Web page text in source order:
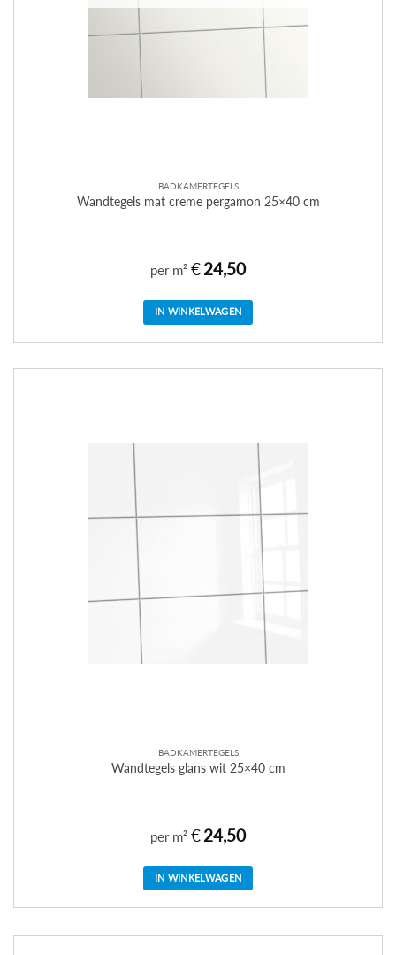
BADKAMERTEGELS
Wandtegels mat creme pergamon 25×40 cm
per m² €24,50
IN WINKELWAGEN
BADKAMERTEGELS
Wandtegels glans wit 25×40 cm
per m² €24,50
IN WINKELWAGEN